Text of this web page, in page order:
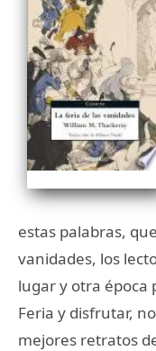
estas palabras,
vanidades, los
lugar y otra época
Feria y disfrutar,
mejores retratos